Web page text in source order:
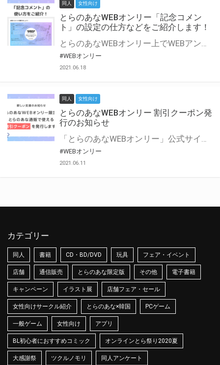
同人 女性向け
とらのあなWEBオンリー「記念コメン
ト」の設定の仕方などをご紹介します！
とらのあなWEBオンリー上でWEBアンソロジーが作成できる「記念コメント」について、その使い方や作成手順を解説します！ 支援タイプを「サークル参加型」「サークル参加型・マルシェ(イベント会場)機能付き」でお申し込みいただいている主催者様はぜひご活用ください♪ とらのあなWEBオンリーサイトはこちら
#WEBオンリー
2021.06.18
同人 女性向け
とらのあなWEBオンリー 割引クーポン発
行のお知らせ
「とらのあなWEBオンリー」公式サイトでとらのあな通販の「割引クーポン」を配布中！ イベントごとに開催当日限定で使える割引クーポンのシリアルコードを発行します。 とらのあなWEBオンリーのページをチェックして、イベント当日にお得にお買い物を楽しみましょう♪ ※本キャンペーンは予告なく終了する場合がございます。 とらのあなWEBオンリーサイトはこちら
#WEBオンリー
2021.06.11
カテゴリー
同人 書籍 CD・BD/DVD 玩具 フェア・イベント
店舗 通信販売 とらのあな限定版 その他 電子書籍
キャンペーン イラスト展 店舗フェア・セール
女性向けサークル紹介 とらのあな×韓国 PCゲーム
一般ゲーム 女性向け アプリ
BL初心者におすすめコミック オンラインとら祭り2020夏
大感謝祭 ツクルノモリ 同人アンケート